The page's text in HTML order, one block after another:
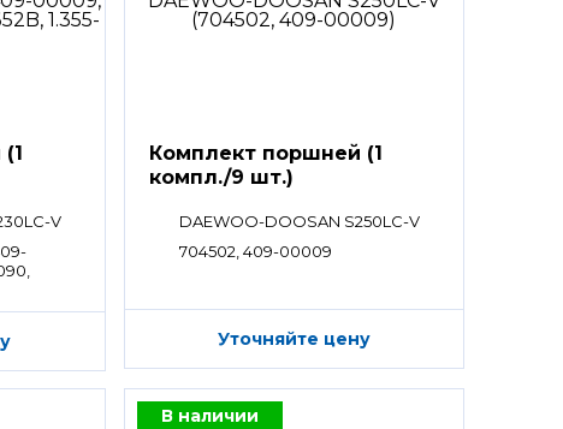
V
Комплект поршней (1
компл./9 шт.)
DAEWOO-DOOSAN S250LC-V
704502, 409-00009
Уточняйте цену
В наличии